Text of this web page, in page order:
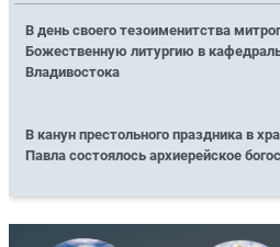
В день своего тезоименитства
Божественную литургию в
Владивостока
В канун престольного праздника в
Павла состоялось архиерейское